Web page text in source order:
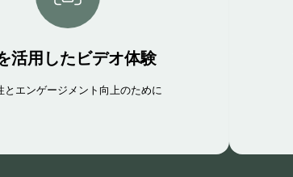
活用したビデオ体験
とエンゲージメント向上のために